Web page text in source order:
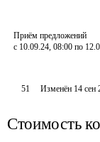
Приём предложений
с 10.09.24, 08:00 по
51 Изменён 14 сен
Стоимость